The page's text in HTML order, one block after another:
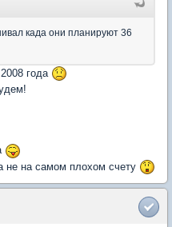
када они планируют 36
года
не на самом плохом счету